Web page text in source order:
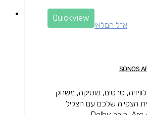
Quickview
אזל המלאי
סרטים, מוסיקה, משחק
הצפייה שלכם עם הצליל